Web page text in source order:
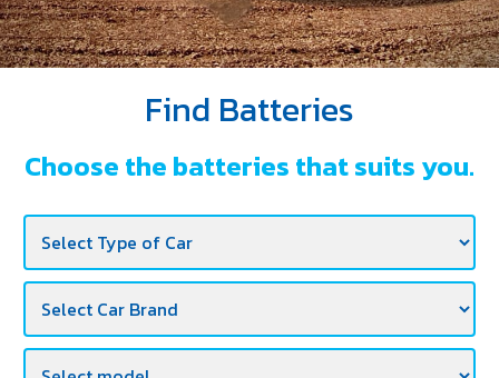
E-
BUSINESS
Find Batteries
Choose the batteries that suits you.